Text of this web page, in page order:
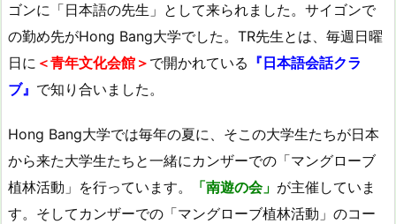
ゴンに「日本語の先生」として来られました。サイゴンで
の勤め先がHong Bang大学でした。TR先生とは、毎週日曜
日に ＜青年文化会館＞ で開かれている 『日本語会話クラ
ブ』 で知り合いました。
Hong Bang大学では毎年の夏に、そこの大学生たちが日本
から来た大学生たちと一緒にカンザーでの「マングローブ
植林活動」を行っています。
「南遊の会」 が主催していま
す。そしてカンザーでの「マングローブ植林活動」のコー